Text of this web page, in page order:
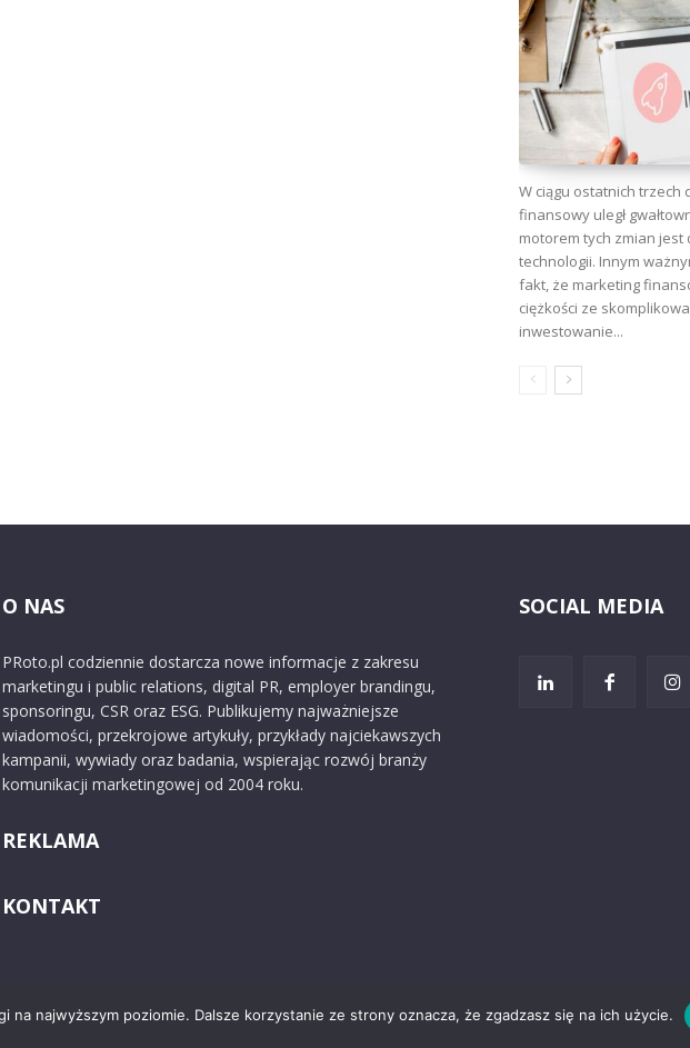
W ciągu ostatnich
finansowy uległ
motorem tych zmian
technologii. Innym
fakt, że marketing
ciężkości ze
inwestowanie...
O NAS
PRoto.pl codziennie dostarcza nowe informacje z zakresu
marketingu i public relations, digital PR, employer brandingu,
sponsoringu, CSR oraz ESG. Publikujemy najważniejsze
wiadomości, przekrojowe artykuły, przykłady najciekawszych
kampanii, wywiady oraz badania, wspierając rozwój branży
komunikacji marketingowej od 2004 roku.
REKLAMA
KONTAKT
SOCIAL MEDIA
O nas Reklama Zastrzeżenia prawne
na najwyższym poziomie. Dalsze korzystanie ze strony oznacza, że zgadzasz się na ich użycie.